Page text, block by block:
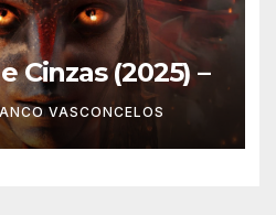
Cinzas (2025) –
VASCONCELOS